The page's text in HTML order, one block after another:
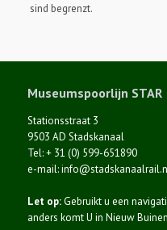
sind begrenzt.
Museumspoorlijn STAR
Stationsstraat 3
9503 AD Stadskanaal
Tel: + 31 (0) 599-651890
e-mail:
Let op:Gebruikt u een
anders komt U in Nieuw